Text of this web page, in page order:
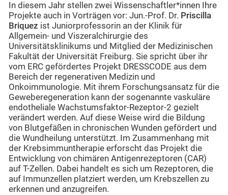
In diesem Jahr stellen zwei Wissenschaftler*innen Ihre
Projekte auch in Vorträgen vor: Jun.-Prof. Dr. Priscilla
Briquez ist Juniorprofessorin an der Klinik für
Allgemein- und Viszeralchirurgie des
Universitätsklinikums und Mitglied der Medizinischen
Fakultät der Universität Freiburg. Sie spricht über ihr
vom ERC gefördertes Projekt DRESSCODE aus dem
Bereich der regenerativen Medizin und
Onkoimmunologie. Mit ihrem Forschungsansatz für die
Geweberegeneration kann der sogenannte vaskuläre
endotheliale Wachstumsfaktor-Rezeptor-2 gezielt
verändert werden. Auf diese Weise wird die Bildung
von Blutgefäßen in chronischen Wunden gefördert und
die Wundheilung unterstützt. Im Zusammenhang mit
der Krebsimmuntherapie erforscht das Projekt die
Entwicklung von chimären Antigenrezeptoren (CAR)
auf T-Zellen. Dabei handelt es sich um Rezeptoren, die
auf Immunzellen platziert werden, um Krebszellen zu
erkennen und anzugreifen.